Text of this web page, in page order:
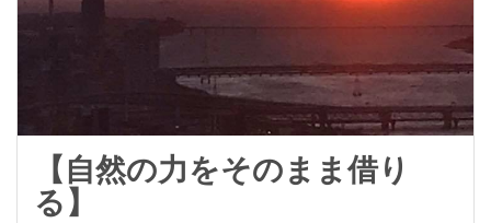
【自然の力をそのまま借り
る】